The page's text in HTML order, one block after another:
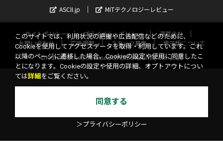
ASCII.jp
MITテクノロジーレビュー
サイトポリシー プライバシーポリシー
運営会社
お問い合わせ
広告掲載 スタッフ募集
電子版について
©KADOKAWA ASCII Research Laboratories, Inc. 2026
このサイトでは、利用状況の把握や広告配信などのために、
Cookieを使用してアクセスデータを取得・利用しています。これ
以降のページに遷移した場合、Cookieの設定や使用に同意したこ
とになります。Cookieの設定や使用の詳細、オプトアウトについ
ては詳細 をご覧ください。
同意する
＞プライバシーポリシー